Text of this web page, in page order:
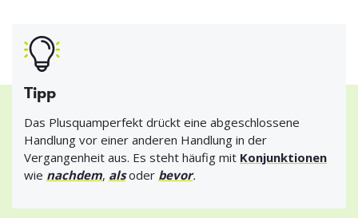
Tipp
Das Plusquamperfekt drückt eine abgeschlossene
Handlung vor einer anderen Handlung in der
Vergangenheit aus. Es steht häufig mit Konjunktionen
wie nachdem, alsoder bevor.